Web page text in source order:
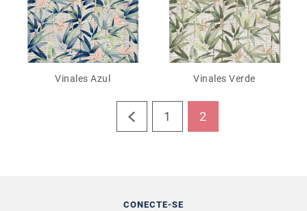
Vinales Azul Vinales Verde
1 2
CONECTE-SE